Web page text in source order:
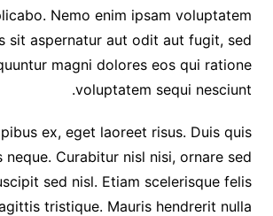
Nemo enim ipsam voluptatem
sit aspernatur aut odit aut fugit, sed
magni dolores eos qui ratione
voluptatem sequi nesciunt.
ex, eget laoreet risus. Duis quis
neque. Curabitur nisl nisi, ornare sed
sed nisl. Etiam scelerisque felis
tristique. Mauris hendrerit nulla